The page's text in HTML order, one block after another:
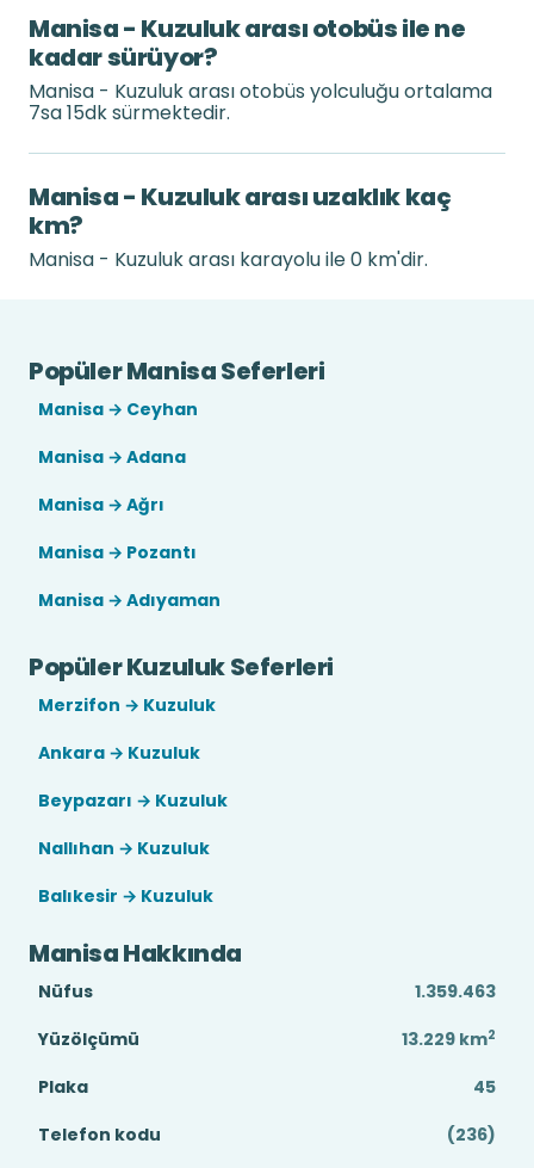
Manisa - Kuzuluk arası otobüs ile ne
kadar sürüyor?
Manisa - Kuzuluk arası otobüs yolculuğu ortalama
7sa 15dk sürmektedir.
Manisa - Kuzuluk arası uzaklık kaç
km?
Manisa - Kuzuluk arası karayolu ile 0 km'dir.
Popüler Manisa Seferleri
Manisa → Ceyhan
Manisa → Adana
Manisa → Ağrı
Manisa → Pozantı
Manisa → Adıyaman
Popüler Kuzuluk Seferleri
Merzifon → Kuzuluk
Ankara → Kuzuluk
Beypazarı → Kuzuluk
Nallıhan → Kuzuluk
Balıkesir → Kuzuluk
Manisa Hakkında
Nüfus
1.359.463
Yüzölçümü
13.229 km2
Plaka
45
Telefon kodu
(236)